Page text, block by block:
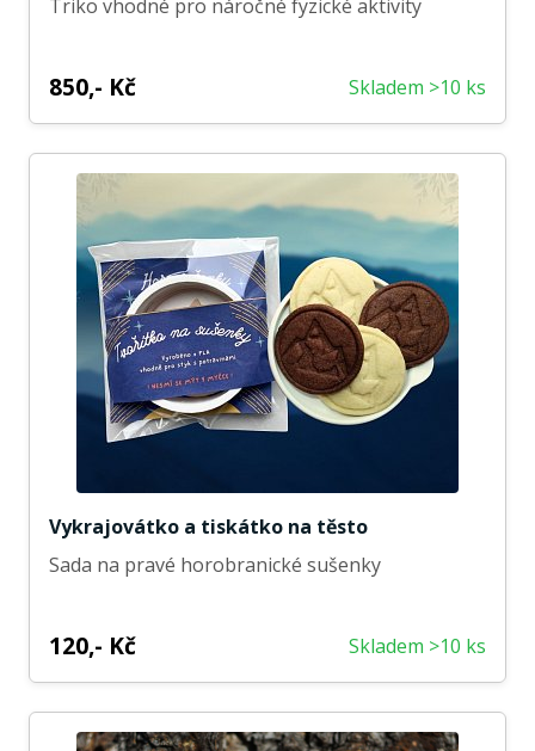
Triko vhodné pro náročné fyzické aktivity
850,- Kč Skladem >10 ks
Vykrajovátko a tiskátko na těsto
Sada na pravé horobranické sušenky
120,- Kč Skladem >10 ks